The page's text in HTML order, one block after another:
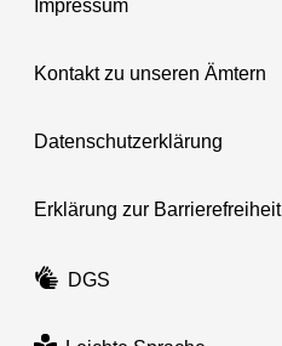
Impressum
Kontakt zu unseren Ämtern
Datenschutzerklärung
Erklärung zur Barrierefreiheit
DGS